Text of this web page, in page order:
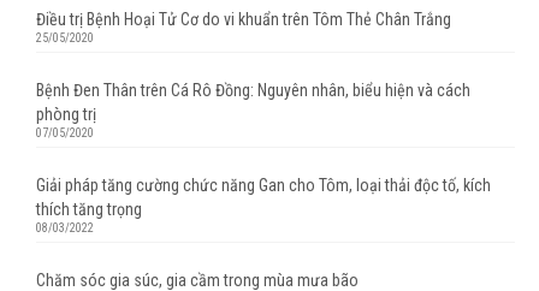
Điều trị Bệnh Hoại Tử Cơ do vi khuẩn trên Tôm Thẻ Chân Trắng
25/05/2020
Bệnh Đen Thân trên Cá Rô Đồng: Nguyên nhân, biểu hiện và cách
phòng trị
07/05/2020
Giải pháp tăng cường chức năng Gan cho Tôm, loại thải độc tố, kích
thích tăng trọng
08/03/2022
Chăm sóc gia súc, gia cầm trong mùa mưa bão